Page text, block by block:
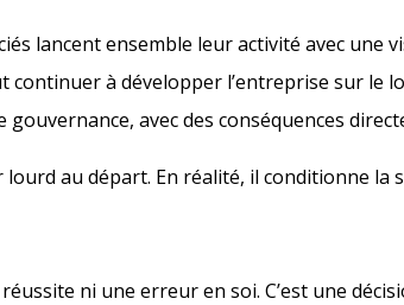
lancent ensemble leur activité avec
continuer à développer l’entreprise sur le
avec des conséquences
au départ. En réalité, il conditionne la
réussite ni une erreur en soi. C’est une